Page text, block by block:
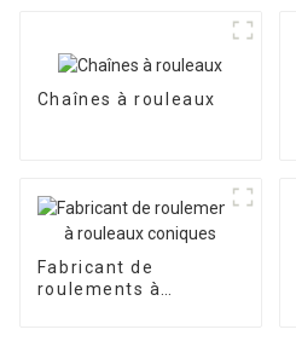
Chaînes à rouleaux
Fabricant de
roulements à